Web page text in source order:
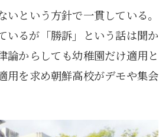
という方針で一貫している。
いるが「勝訴」という話は聞か
論からしても幼稚園だけ適用と
用を求め朝鮮高校がデモや集会